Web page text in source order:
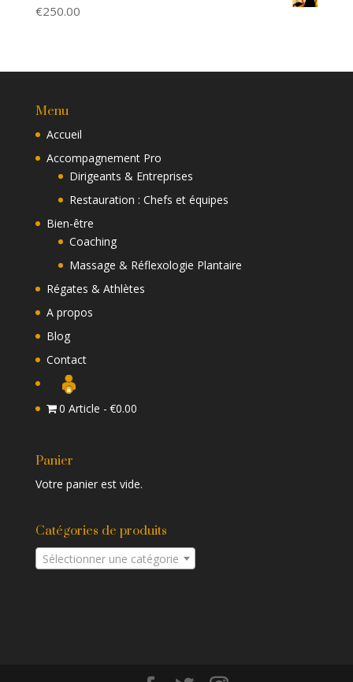
€250.00
Menu
Accueil
Accompagnement Pro
Dirigeants & Entreprises
Restauration : Chefs et équipes
Bien-être
Coaching
Massage & Réflexologie Plantaire
Régates & Athlètes
A propos
Blog
Contact
0 Article €0.00
Panier
Votre panier est vide.
Catégories de produits
Sélectionner une catégorie